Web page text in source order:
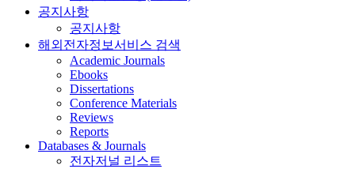
공지사항
공지사항
해외전자정보서비스 검색
Academic Journals
Ebooks
Dissertations
Conference Materials
Reviews
Reports
Databases & Journals
전자저널 리스트